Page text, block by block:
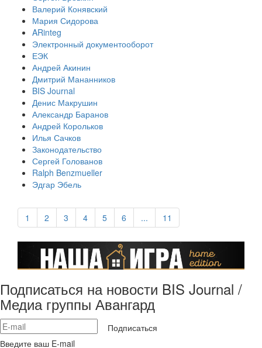
Валерий Конявский
Мария Сидорова
ARinteg
Электронный документооборот
ЕЭК
Андрей Акинин
Дмитрий Мананников
BIS Journal
Денис Макрушин
Александр Баранов
Андрей Корольков
Илья Сачков
Законодательство
Сергей Голованов
Ralph Benzmueller
Эдгар Эбель
1 2 3 4 5 6 ... 11
Подписаться на новости BIS Journal /
Медиа группы Авангард
Подписаться
Введите ваш E-mail